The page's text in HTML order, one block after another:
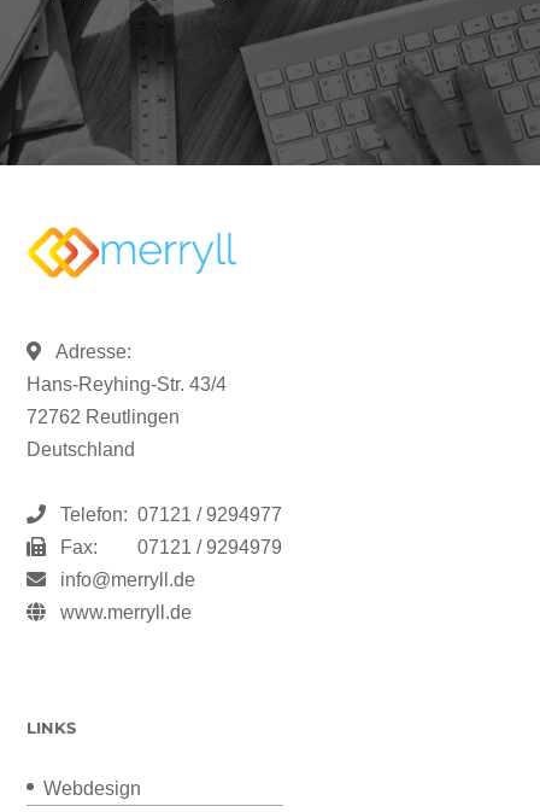
Adresse:
Hans-Reyhing-Str. 43/4
72762 Reutlingen
Deutschland
Telefon: 07121 / 9294977
Fax:
07121 / 9294979
info@merryll.de
www.merryll.de
LINKS
Webdesign